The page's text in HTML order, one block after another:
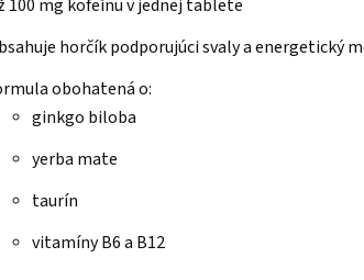
100 mg kofeínu v jednej tablete
horčík podporujúci svaly a energetický
obohatená o:
ginkgo biloba
yerba mate
taurín
vitamíny B6 a B12